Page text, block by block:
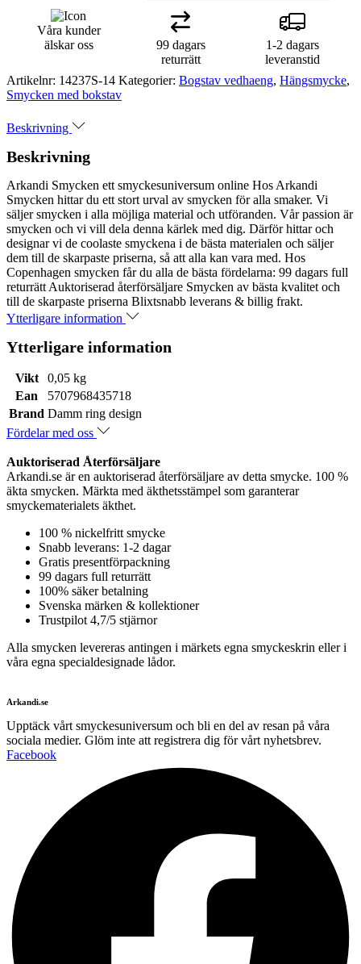
Våra kunder
älskar oss
99 dagars
returrätt
1-2 dagars
leveranstid
Artikelnr: 14237S-14 Kategorier: Bogstav vedhaeng, Hängsmycke,
Smycken med bokstav
Beskrivning
Beskrivning
Arkandi Smycken ett smyckesuniversum online Hos Arkandi
Smycken hittar du ett stort urval av smycken för alla smaker. Vi
säljer smycken i alla möjliga material och utföranden. Vår passion är
smycken och vi vill dela denna kärlek med dig. Därför hittar och
designar vi de coolaste smyckena i de bästa materialen och säljer
dem till de skarpaste priserna, så att alla kan vara med. Hos
Copenhagen smycken får du alla de bästa fördelarna: 99 dagars full
returrätt Auktoriserad återförsäljare Smycken av bästa kvalitet och
till de skarpaste priserna Blixtsnabb leverans & billig frakt.
Ytterligare information
Ytterligare information
Vikt
0,05 kg
Ean
5707968435718
Brand Damm ring design
Fördelar med oss
Auktoriserad Återförsäljare
Arkandi.se är en auktoriserad återförsäljare av detta smycke. 100 %
äkta smycken. Märkta med äkthetsstämpel som garanterar
smyckematerialets äkthet.
100 % nickelfritt smycke
Snabb leverans: 1-2 dagar
Gratis presentförpackning
99 dagars full returrätt
100% säker betalning
Svenska märken & kollektioner
Trustpilot 4,7/5 stjärnor
Alla smycken levereras antingen i märkets egna smyckeskrin eller i
våra egna specialdesignade lådor.
Arkandi.se
Upptäck vårt smyckesuniversum och bli en del av resan på våra
sociala medier. Glöm inte att registrera dig för vårt nyhetsbrev.
Facebook